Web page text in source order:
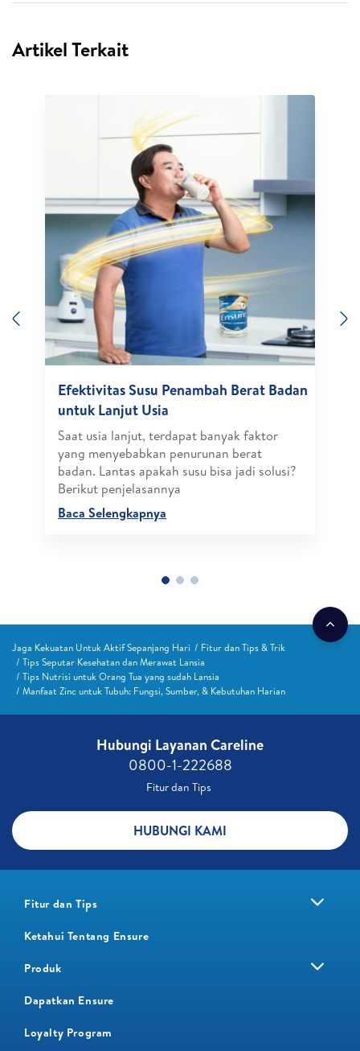
Artikel Terkait
Previous
Efektivitas Susu Penambah Berat Badan
untuk Lanjut Usia
Saat usia lanjut, terdapat banyak faktor
yang menyebabkan penurunan berat
badan. Lantas apakah susu bisa jadi solusi?
Berikut penjelasannya
Baca Selengkapnya
Jaga Kekuatan Untuk Aktif Sepanjang Hari
Fitur dan Tips & Trik
Tips Seputar Kesehatan dan Merawat Lansia
Tips Nutrisi untuk Orang Tua yang sudah Lansia
Manfaat Zinc untuk Tubuh: Fungsi, Sumber, & Kebutuhan Harian
Hubungi Layanan Careline​
0800-1-222688​
Fitur dan Tips ​
HUBUNGI KAMI
Fitur dan Tips
Ketahui Tentang Ensure
Produk
Dapatkan Ensure
Loyalty Program​